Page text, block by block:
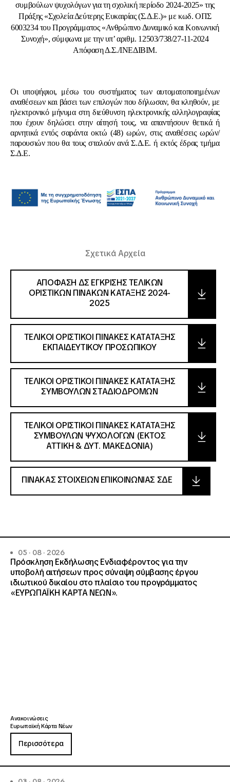
συμβούλων ψυχολόγων για τη σχολική περίοδο 2024-2025» της
Πράξης «Σχολεία Δεύτερης Ευκαιρίας (Σ.Δ.Ε.)» με κωδ. ΟΠΣ
6003234του Προγράμματος «Ανθρώπινο Δυναμικό και Κοινωνική
Συνοχή», σύμφωνα με την υπ’ αριθμ. 12503/738/27-11-2024
Απόφαση Δ.Σ./ΙΝΕΔΙΒΙΜ.
Οι υποψήφιοι, μέσω του συστήματος των αυτοματοποιημένων
αναθέσεων και βάσει των επιλογών που δήλωσαν, θα κληθούν, με
ηλεκτρονικό μήνυμα στη διεύθυνση ηλεκτρονικής αλληλογραφίας
που έχουν δηλώσει στην αίτησή τους, να απαντήσουν θετικά ή
αρνητικά εντός σαράντα οκτώ (48) ωρών, στις αναθέσεις ωρών/
παρουσιών που θα τους σταλούν ανά Σ.Δ.Ε. ή εκτός έδρας τμήμα
Σ.Δ.Ε.
Σχετικά Αρχεία
ΑΠΟΦΑΣΗ ΔΣ ΕΓΚΡΙΣΗΣ ΤΕΛΙΚΩΝ
ΟΡΙΣΤΙΚΩΝ ΠΙΝΑΚΩΝ ΚΑΤΑΞΗΣ 2024-
2025
ΤΕΛΙΚΟΙ ΟΡΙΣΤΙΚΟΙ ΠΙΝΑΚΕΣ ΚΑΤΑΤΑΞΗΣ
ΕΚΠΑΙΔΕΥΤΙΚΟΥ ΠΡΟΣΩΠΙΚΟΥ
ΤΕΛΙΚΟΙ ΟΡΙΣΤΙΚΟΙ ΠΙΝΑΚΕΣ ΚΑΤΑΤΑΞΗΣ
ΣΥΜΒΟΥΛΩΝ ΣΤΑΔΙΟΔΡΟΜΩΝ
ΤΕΛΙΚΟΙ ΟΡΙΣΤΙΚΟΙ ΠΙΝΑΚΕΣ ΚΑΤΑΤΑΞΗΣ
ΣΥΜΒΟΥΛΩΝ ΨΥΧΟΛΟΓΩΝ (ΕΚΤΟΣ
ΑΤΤΙΚΗ & ΔΥΤ. ΜΑΚΕΔΟΝΙΑ)
ΠΙΝΑΚΑΣ ΣΤΟΙΧΕΙΩΝ ΕΠΙΚΟΙΝΩΝΙΑΣ ΣΔΕ
05 · 08 · 2026
Πρόσκληση Εκδήλωσης Ενδιαφέροντος για την
υποβολή αιτήσεων προς σύναψη σύμβασης έργου
ιδιωτικού δικαίου στο πλαίσιο του προγράμματος
«ΕΥΡΩΠΑΪΚΗ ΚΑΡΤΑ ΝΕΩΝ».
Ανακοινώσεις
Ευρωπαϊκή Κάρτα Νέων
Περισσότερα